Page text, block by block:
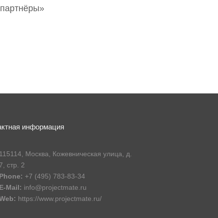
информация
115114, Москва, Кожевническая улица, д.
7, стр. 2
Phone: +7 (495) 783-83-34
E-Mail: info@projectmate.ru
https://www.projectmate.ru/